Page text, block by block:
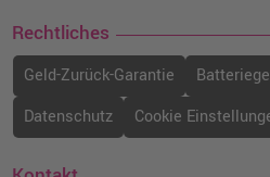
101,00 €
Canon PFI-1100R
(0858C001) · Rot
Rechtliches
Geld-Zurück-Garantie
Datenschutz
Cookie